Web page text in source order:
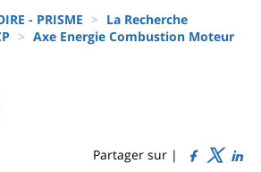
- PRISME
La Recherche
Axe Energie Combustion Moteur
Partager sur |